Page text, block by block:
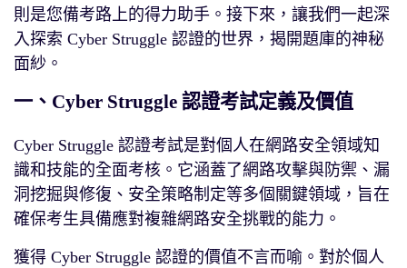
則是您備考路上的得力助手。接下來，讓我們一起深
入探索 Cyber Struggle 認證的世界，揭開題庫的神秘
面紗。
一、Cyber Struggle 認證考試定義及價值
Cyber Struggle 認證考試是對個人在網路安全領域知
識和技能的全面考核。它涵蓋了網路攻擊與防禦、漏
洞挖掘與修復、安全策略制定等多個關鍵領域，旨在
確保考生具備應對複雜網路安全挑戰的能力。
獲得 Cyber Struggle 認證的價值不言而喻。對於個人